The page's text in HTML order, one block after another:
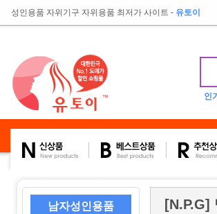
성인용품 자위기구 자위용품 최저가 사이트 - 유토이
인
남자성인용품 [N.P.G]